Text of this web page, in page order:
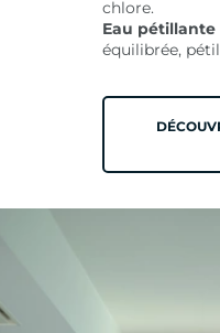
chlore.
Eau
équilibrée,